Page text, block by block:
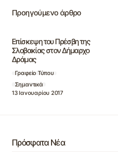
Προηγούμενο άρθρο
Επίσκεψη του Πρέσβη της
Σλοβακίας στον Δήμαρχο
Δράμας
Γραφείο Τύπου
Σημαντικά
13 Ιανουαρίου 2017
Πρόσφατα Νέα